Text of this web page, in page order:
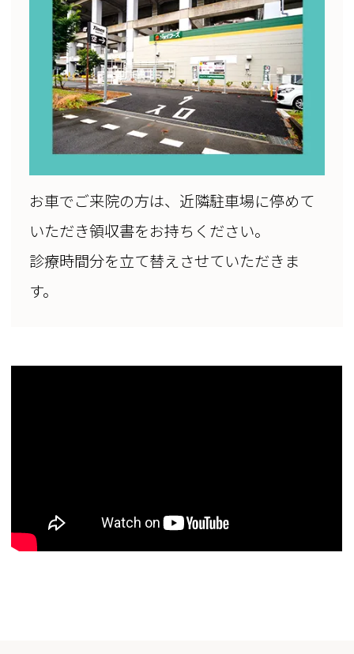
お車でご来院の方は、近隣駐車場に停めて
いただき領収書をお持ちください。
診療時間分を立て替えさせていただきま
す。